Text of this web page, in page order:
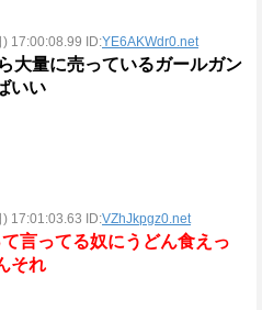
17:00:08.99 ID:YE6AKWdr0.net
大量に売っているガールガン
いい
17:01:03.63 ID:VZhJkpgz0.net
言ってる奴にうどん食えっ
それ